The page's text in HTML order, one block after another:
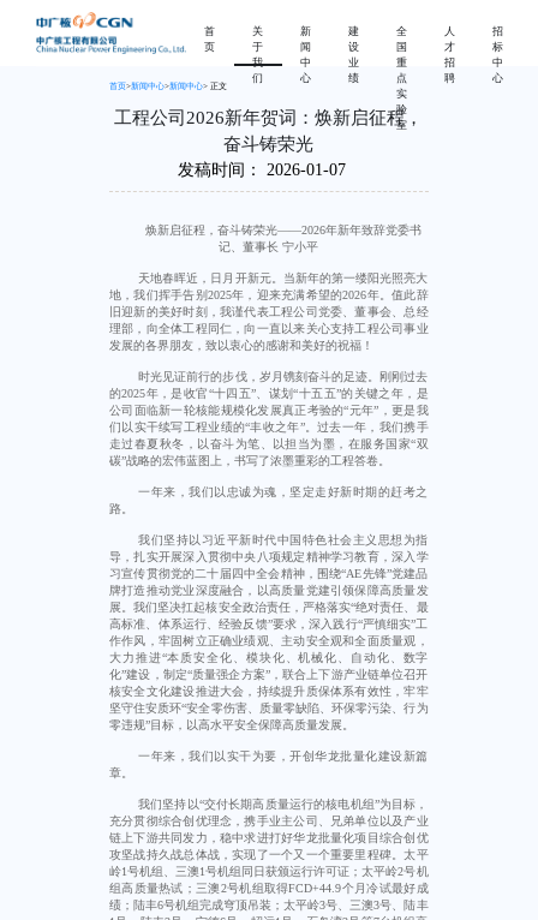
首
页
关
于
我
们
新
闻
中
心
建
设
业
绩
全
国
重
点
实
验
室
人
才
招
聘
招
标
中
心
首页>新闻中心>新闻中心> 正文
工程公司2026新年贺词：焕新启征程，
奋斗铸荣光
发稿时间： 2026-01-07
焕新启征程，奋斗铸荣光——2026年新年致辞党委书
记、董事长 宁小平
天地春晖近，日月开新元。当新年的第一缕阳光照亮大
地，我们挥手告别2025年，迎来充满希望的2026年。值此辞
旧迎新的美好时刻，我谨代表工程公司党委、董事会、总经
理部，向全体工程同仁，向一直以来关心支持工程公司事业
发展的各界朋友，致以衷心的感谢和美好的祝福！
时光见证前行的步伐，岁月镌刻奋斗的足迹。刚刚过去
的2025年，是收官“十四五”、谋划“十五五”的关键之年，是
公司面临新一轮核能规模化发展真正考验的“元年”，更是我
们以实干续写工程业绩的“丰收之年”。过去一年，我们携手
走过春夏秋冬，以奋斗为笔、以担当为墨，在服务国家“双
碳”战略的宏伟蓝图上，书写了浓墨重彩的工程答卷。
一年来，我们以忠诚为魂，坚定走好新时期的赶考之
路。
我们坚持以习近平新时代中国特色社会主义思想为指
导，扎实开展深入贯彻中央八项规定精神学习教育，深入学
习宣传贯彻党的二十届四中全会精神，围绕“AE先锋”党建品
牌打造推动党业深度融合，以高质量党建引领保障高质量发
展。我们坚决扛起核安全政治责任，严格落实“绝对责任、最
高标准、体系运行、经验反馈”要求，深入践行“严慎细实”工
作作风，牢固树立正确业绩观、主动安全观和全面质量观，
大力推进“本质安全化、模块化、机械化、自动化、数字
化”建设，制定“质量强企方案”，联合上下游产业链单位召开
核安全文化建设推进大会，持续提升质保体系有效性，牢牢
坚守住安质环“安全零伤害、质量零缺陷、环保零污染、行为
零违规”目标，以高水平安全保障高质量发展。
一年来，我们以实干为要，开创华龙批量化建设新篇
章。
我们坚持以“交付长期高质量运行的核电机组”为目标，
充分贯彻综合创优理念，携手业主公司、兄弟单位以及产业
链上下游共同发力，稳中求进打好华龙批量化项目综合创优
攻坚战持久战总体战，实现了一个又一个重要里程碑。太平
岭1号机组、三澳1号机组同日获颁运行许可证；太平岭2号机
组高质量热试；三澳2号机组取得FCD+44.9个月冷试最好成
绩；陆丰6号机组完成穹顶吊装；太平岭3号、三澳3号、陆丰